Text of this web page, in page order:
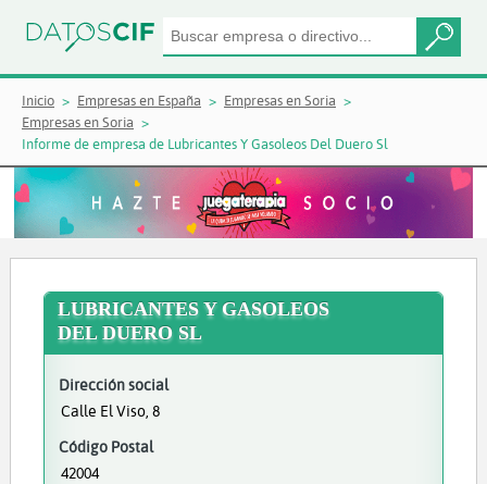
Inicio Empresas en España
Empresas en Soria
Empresas en Soria
Informe de empresa de Lubricantes Y Gasoleos Del Duero Sl
LUBRICANTES Y GASOLEOS
DEL DUERO SL
Dirección social
Calle El Viso, 8
Código Postal
42004